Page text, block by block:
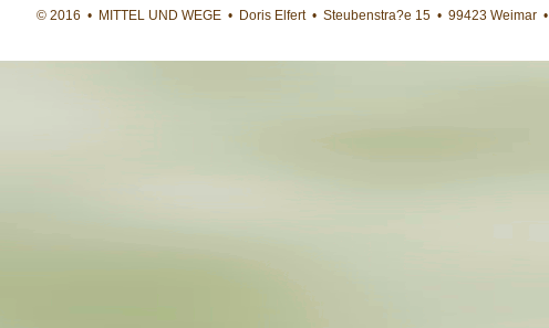
© 2016 • MITTEL UND WEGE • Doris Elfert • Steubenstra?e 15 • 99423 Weimar •